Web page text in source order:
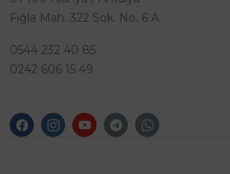
Fığla Mah. 322 Sok. No. 6 A
0544 232 40 85
0242 606 15 49